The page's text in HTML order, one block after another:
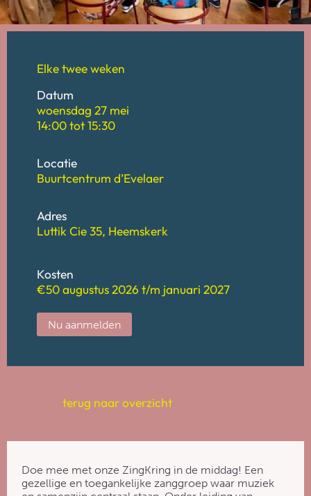
Doe mee met onze ZingKring in de middag! Een
gezellige en toegankelijke zanggroep waar muziek
Elke twee weken
Datum
woensdag 27 mei
14:00 tot15:30
Locatie
Buurtcentrum d’Evelaer
Adres
Luttik Cie 35, Heemskerk
Kosten
€50augustus 2026 t/m januari 2027
Nu aanmelden
terug naar overzicht